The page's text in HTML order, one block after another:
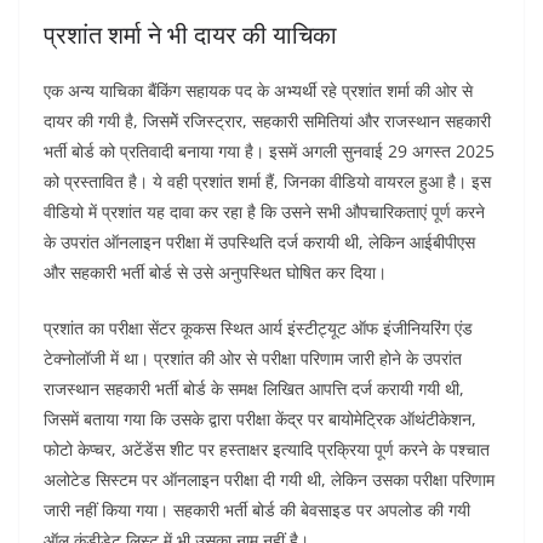
प्रशांत शर्मा ने भी दायर की याचिका
एक अन्य याचिका बैंकिंग सहायक पद के अभ्यर्थी रहे प्रशांत शर्मा की ओर से
दायर की गयी है, जिसमेें रजिस्ट्रार, सहकारी समितियां और राजस्थान सहकारी
भर्ती बोर्ड को प्रतिवादी बनाया गया है। इसमें अगली सुनवाई 29 अगस्त 2025
को प्रस्तावित है। ये वही प्रशांत शर्मा हैं, जिनका वीडियो वायरल हुआ है। इस
वीडियो में प्रशांत यह दावा कर रहा है कि उसने सभी औपचारिकताएं पूर्ण करने
के उपरांत ऑनलाइन परीक्षा में उपस्थिति दर्ज करायी थी, लेकिन आईबीपीएस
और सहकारी भर्ती बोर्ड से उसे अनुपस्थित घोषित कर दिया।
प्रशांत का परीक्षा सेंटर कूकस स्थित आर्य इंस्टीट्यूट ऑफ इंजीनियरिंग एंड
टेक्नोलॉजी में था। प्रशांत की ओर से परीक्षा परिणाम जारी होने के उपरांत
राजस्थान सहकारी भर्ती बोर्ड के समक्ष लिखित आपत्ति दर्ज करायी गयी थी,
जिसमें बताया गया कि उसके द्वारा परीक्षा केंद्र पर बायोमेट्रिक ऑथंटीकेशन,
फोटो केप्चर, अटेंडेंस शीट पर हस्ताक्षर इत्यादि प्रक्रिया पूर्ण करने के पश्चात
अलोटेड सिस्टम पर ऑनलाइन परीक्षा दी गयी थी, लेकिन उसका परीक्षा परिणाम
जारी नहीं किया गया। सहकारी भर्ती बोर्ड की बेवसाइड पर अपलोड की गयी